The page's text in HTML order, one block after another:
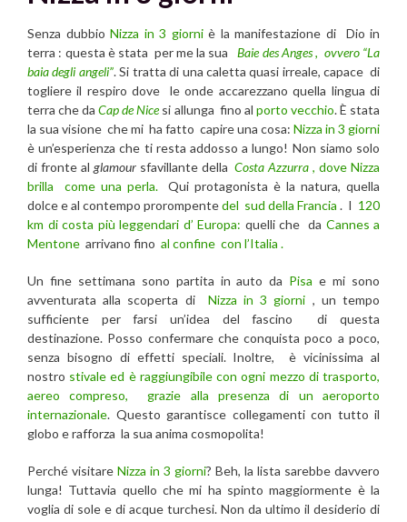
Senza dubbio Nizza in 3 giorniè la manifestazione di Dio in
terra : questa è stata per me la suaBaie des Anges , ovvero “La
baia degli angeli”. Si tratta di una caletta quasi irreale, capace di
togliere il respiro dove le onde accarezzano quella lingua di
terra che daCap de Nicesi allunga fino al porto vecchio. È stata
la sua visione che mi ha fatto capire una cosa: Nizza in 3 giorni
è un’esperienza che ti resta addosso a lungo! Non siamo solo
di fronte al glamoursfavillante dellaCosta Azzurra, dove Nizza
brilla come una perla.Qui protagonista è la natura, quella
dolce e al contempo prorompentedel sud della Francia . I 120
km di costa più leggendari d’ Europa: quelli che da Cannes a
Mentone arrivano fino al confine con l’Italia .
Un fine settimana sono partita in auto da Pisa e mi sono
avventurata alla scoperta di Nizza in 3 giorni , un tempo
sufficiente per farsi un’idea del fascino di questa
destinazione. Posso confermare che conquista poco a poco,
senza bisogno di effetti speciali. Inoltre, è vicinissima al
nostro stivale ed è raggiungibile con ogni mezzo di trasporto,
aereo compreso, grazie alla presenza di un aeroporto
internazionale. Questo garantisce collegamenti con tutto il
globo e rafforza la sua anima cosmopolita!
Perché visitare Nizza in 3 giorni? Beh, la lista sarebbe davvero
lunga! Tuttavia quello che mi ha spinto maggiormente è la
voglia di sole e di acque turchesi. Non da ultimo il desiderio di